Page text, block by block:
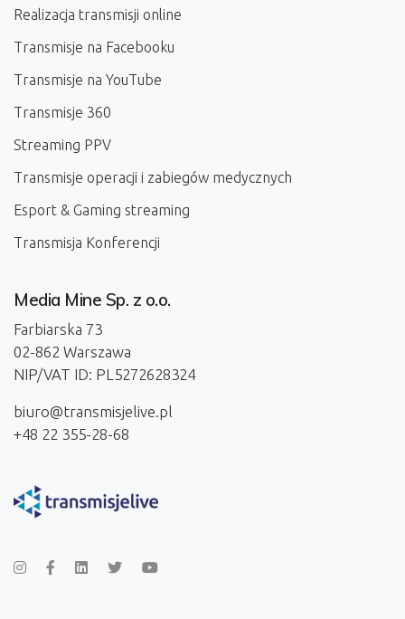
Realizacja transmisji online
Transmisje na Facebooku
Transmisje na YouTube
Transmisje 360
Streaming PPV
Transmisje operacji i zabiegów medycznych
Esport & Gaming streaming
Transmisja Konferencji
Media Mine Sp. z o.o.
Farbiarska 73
02-862 Warszawa
NIP/VAT ID: PL5272628324
biuro@transmisjelive.pl
+48 22 355-28-68